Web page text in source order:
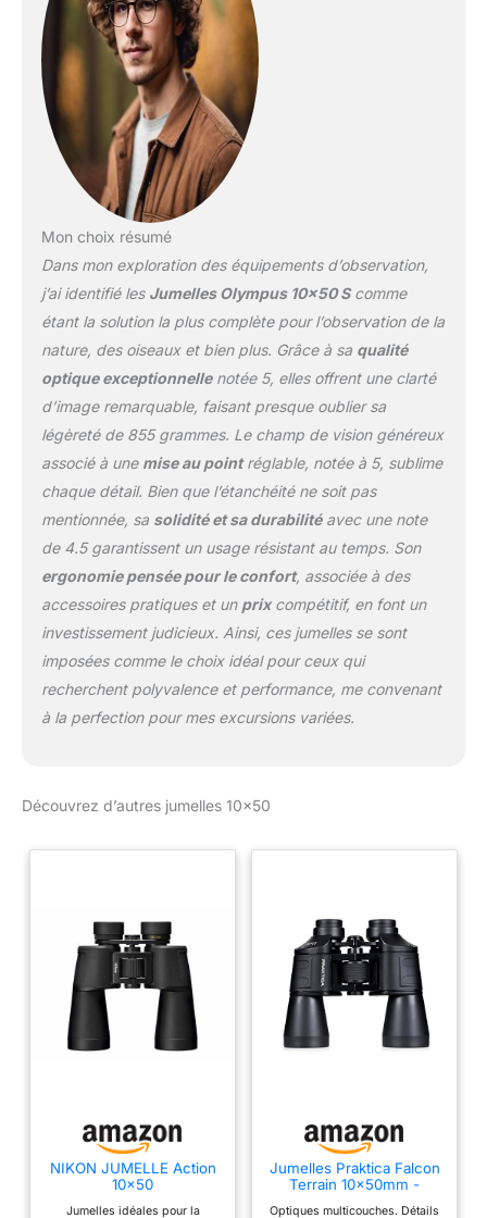
permet une rapidité
d'exécution.
champ de vision clair et
lumineux avec un
superbe rendu et des
images nettes en haute
résolution avec une
distorsion et une
aberration chromatique
minimales, même dans
haute qualité, le boîtier
les conditions naturelles
et s'avère idéal pour une
utilisation en extérieur.
Une poignée en
prise sûre pour une
utilisation facile et
confortable. Le boîtier
compact aux
commandes
maximum de confort,
avec une portabilité et
des fonctions
améliorées. La molette de
mise au point est
sensible et facile à
utiliser, même avec des
gants. Un boitier et un
offrent une protection
un grand confort et
Mon choix résumé
Dans mon exploration des équipements d’observation,
j’ai identifié les Jumelles Olympus 10×50 Scomme
étant la solution la plus complète pour l’observation de la
nature, des oiseaux et bien plus. Grâce à sa qualité
optique exceptionnellenotée 5, elles offrent une clarté
d’image remarquable, faisant presque oublier sa
légèreté de 855 grammes. Le champ de vision généreux
associé à une mise au pointréglable, notée à 5, sublime
chaque détail. Bien que l’étanchéité ne soit pas
mentionnée, sa solidité et sa durabilitéavec une note
de 4.5 garantissent un usage résistant au temps. Son
ergonomie pensée pour le confort, associée à des
accessoires pratiques et un prixcompétitif, en font un
investissement judicieux. Ainsi, ces jumelles se sont
imposées comme le choix idéal pour ceux qui
recherchent polyvalence et performance, me convenant
à la perfection pour mes excursions variées.
Découvrez d’autres jumelles 10×50
NIKON JUMELLE Action
10x50
Jumelles idéales pour la
Jumelles Praktica Falcon
Terrain 10x50mm -
Optiques multicouches. Détails